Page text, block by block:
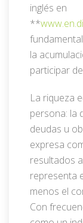
inglés en
**
la
participar
La riqueza
persona: la
deudas u
expresa
resultados
representa
menos el
Con